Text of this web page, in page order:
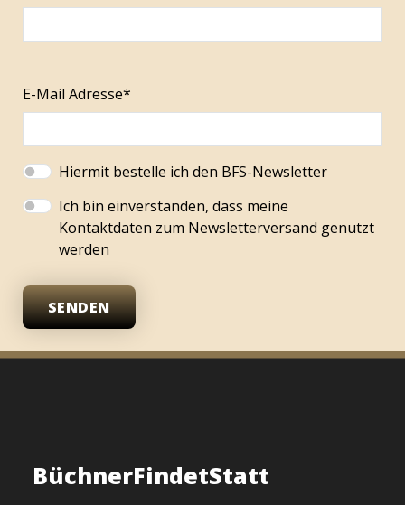
E-Mail Adresse*
Hiermit bestelle ich den BFS-Newsletter
Ich bin einverstanden, dass meine
Kontaktdaten zum Newsletterversand genutzt
werden
SENDEN
BüchnerFindetStatt